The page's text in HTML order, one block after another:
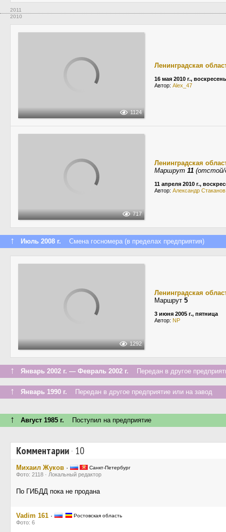
2011
2010
1124
Ленинградская
16 мая 2010 г.,
Автор: Alex_47
717
Ленинградская
Маршрут 11 (отстой/
11 апреля 2010 г.,
Автор: Александр Стаканов
↑ Июль 2008 г. Смена госномера (в пределах предприятия)
1292
Ленинградская
Маршрут 5
3 июня 2005 г., пятница
Автор: NP
↑ Январь 2002 г. — Февраль 2002 г. Передан в другое
↑ Январь 1990 г. Передан в другое предприятие или на завод
↑ Август 1985 г. Поступил на предприятие
Комментарии· 10
Михаил Жуков · Санкт-Петербург
Фото: 2118 · Локальный редактор
По ГИБДД пока не продана
Vadim 161 · Ростовская область
Фото: 6